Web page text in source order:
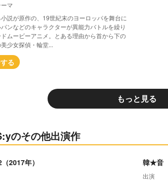
マ
説が原作の、19世紀末のヨーロッパを舞台に
ンなどのキャラクターが異能力バトルを繰り
ムービーアニメ。とある理由から首から下の
少女探偵・輪堂...
もっと見る
のその他出演作
2017年） 韓★音
出演